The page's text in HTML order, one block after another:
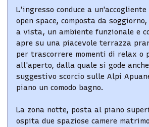
L'ingresso conduce a
open space, composta da
a vista, un ambiente funzionale e
apre su una piacevole terrazza
per trascorrere momenti di relax o
all'aperto, dalla quale si gode
suggestivo scorcio sulle Alpi
piano un comodo bagno.
La zona notte, posta al piano
ospita due spaziose camere